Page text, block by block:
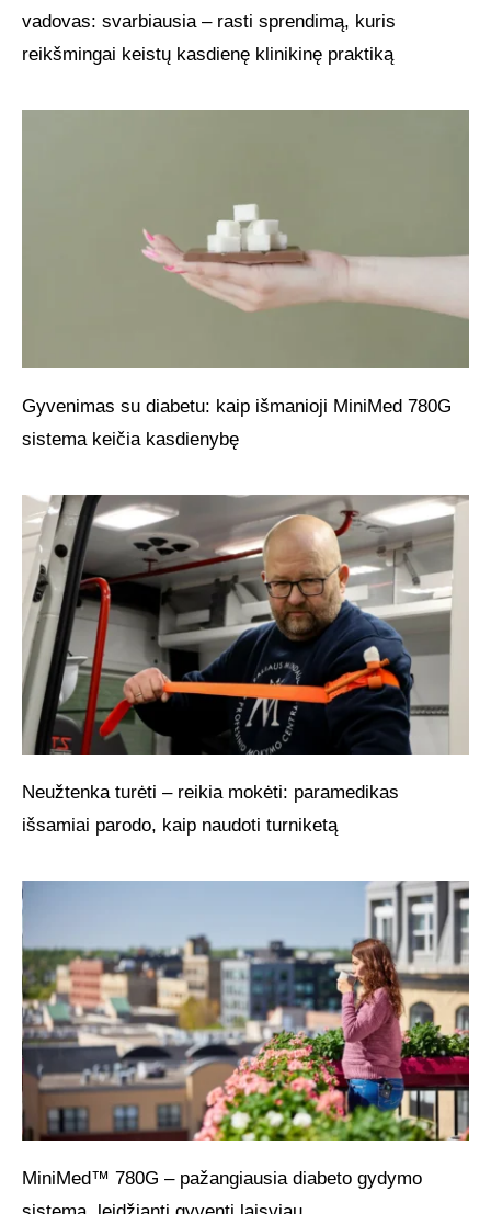
vadovas: svarbiausia – rasti sprendimą, kuris
reikšmingai keistų kasdienę klinikinę praktiką
Gyvenimas su diabetu: kaip išmanioji MiniMed 780G
sistema keičia kasdienybę
Neužtenka turėti – reikia mokėti: paramedikas
išsamiai parodo, kaip naudoti turniketą
MiniMed™ 780G – pažangiausia diabeto gydymo